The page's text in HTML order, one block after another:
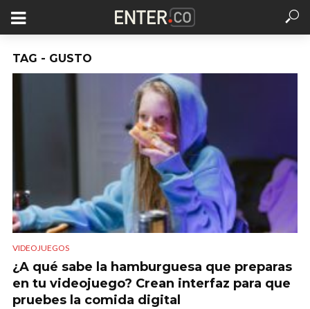
TAG - GUSTO
VIDEOJUEGOS
¿A qué sabe la hamburguesa que preparas
en tu videojuego? Crean interfaz para que
pruebes la comida digital